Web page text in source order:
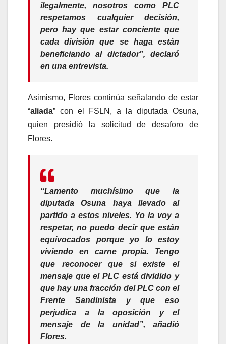
ilegalmente, nosotros como PLC
respetamos cualquier decisión,
pero hay que estar conciente que
cada división que se haga están
beneficiando al dictador”, declaró
en una entrevista.
Asimismo, Flores continúa señalando de estar
“aliada” con el FSLN, a la diputada Osuna,
quien presidió la solicitud de desaforo de
Flores.
“Lamento muchísimo que la
diputada Osuna haya llevado al
partido a estos niveles. Yo la voy a
respetar, no puedo decir que están
equivocados porque yo lo estoy
viviendo en carne propia. Tengo
que reconocer que si existe el
mensaje que el PLC está dividido y
que hay una fracción del PLC con el
Frente Sandinista y que eso
perjudica a la oposición y el
mensaje de la unidad”, añadió
Flores.